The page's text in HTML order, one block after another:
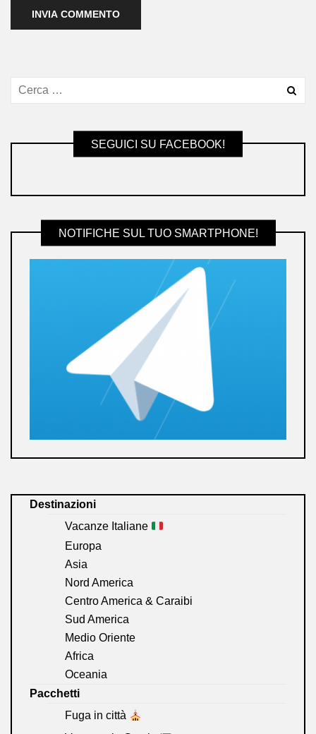
SEGUICI SU FACEBOOK!
NOTIFICHE SUL TUO SMARTPHONE!
Destinazioni
Vacanze Italiane
Europa
Asia
Nord America
Centro America & Caraibi
Sud America
Medio Oriente
Africa
Oceania
Pacchetti
Fuga in città